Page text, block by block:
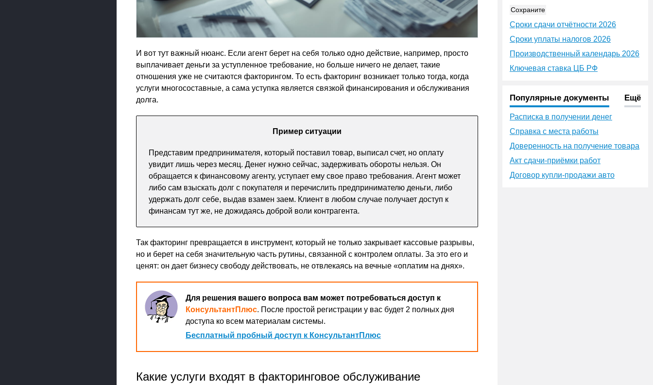
И вот тут важный нюанс. Если агент берет на себя только одно действие, например, просто
выплачивает деньги за уступленное требование, но больше ничего не делает, такие
отношения уже не считаются факторингом. То есть факторинг возникает только тогда, когда
услуги многосоставные, а сама уступка является связкой финансирования и обслуживания
долга.
Пример ситуации
Представим предпринимателя, который поставил товар, выписал счет, но оплату
увидит лишь через месяц. Денег нужно сейчас, задерживать обороты нельзя. Он
обращается к финансовому агенту, уступает ему свое право требования. Агент может
либо сам взыскать долг с покупателя и перечислить предпринимателю деньги, либо
удержать долг себе, выдав взамен заем. Клиент в любом случае получает доступ к
финансам тут же, не дожидаясь доброй воли контрагента.
Так факторинг превращается в инструмент, который не только закрывает кассовые разрывы,
но и берет на себя значительную часть рутины, связанной с контролем оплаты. За это его и
ценят: он дает бизнесу свободу действовать, не отвлекаясь на вечные «оплатим на днях».
Для решения вашего вопроса вам может потребоваться доступ к
КонсультантПлюс. После простой регистрации у вас будет 2 полных дня
доступа ко всем материалам системы.
Бесплатный пробный доступ к КонсультантПлюс
Какие услуги входят в факторинговое обслуживание
Сохраните
Сроки сдачи отчётности 2026
Сроки уплаты налогов 2026
Производственный календарь 2026
Ключевая ставка ЦБ РФ
Популярные документы Ещё
Расписка в получении денег
Справка с места работы
Доверенность на получение товара
Акт сдачи-приёмки работ
Договор купли-продажи авто